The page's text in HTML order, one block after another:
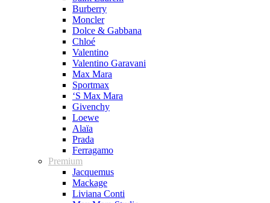
Burberry
Moncler
Dolce & Gabbana
Chloé
Valentino
Valentino Garavani
Max Mara
Sportmax
‘S Max Mara
Givenchy
Loewe
Alaïa
Prada
Ferragamo
Premium
Jacquemus
Mackage
Liviana Conti